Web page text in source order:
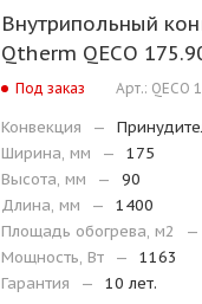
Внутрипольный
Qtherm QECO
Под заказ Арт.: QECO
Конвекция —
Ширина, мм
—
175
Высота, мм
—
90
Длина, мм
—
1400
Площадь обогрева, м2
—
Мощность, Вт
—
1163
Гарантия
— 10 лет.